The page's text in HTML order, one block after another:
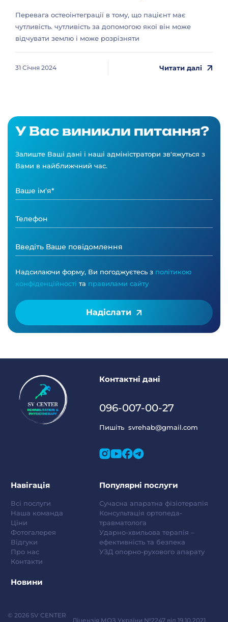
Перевага остеоінтеграції в тому, що пацієнт має
чутливість. чутливість за допомогою якої він може
відчувати землю і може розрізняти
31 Січня 2024 Читати далі
У Вас виникли питання?
Залиште Ваші дані і наші адміністратори зв'яжуться з
Вами в найближчний час.
Надсилаючи форму, Ви погоджуєтесь з політикою
конфіденційності та правилами сайту
Надіслати
Навігація
Всі послуги
Наша команда
Ціни
Фотогалерея
Відгуки
Про нас
Контакти
Популярні послуги
Сучасна апаратна фізіотерапія
Консультація ортопеда-
травматолога
Ударно-хвильова терапія –
ефективність та безпека
УЗД опорно-рухового апарату
Новини
Контактні дані
096-007-00-27
Пишітьsvrehab@gmail.com
© 2026 SV CENTER
Ліцензія МОЗ України №2247 від 19.10.2021